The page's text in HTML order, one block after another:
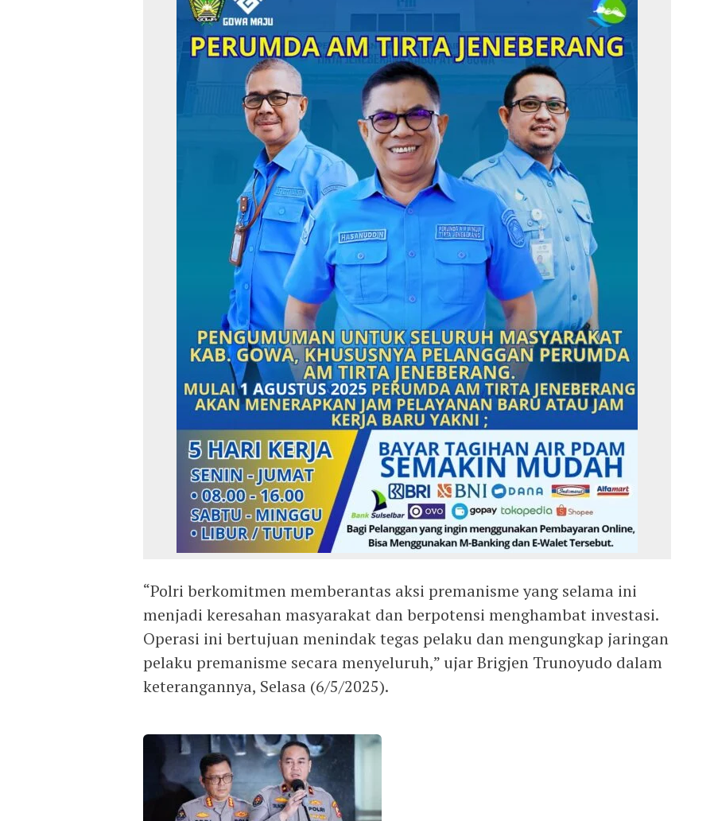
“Polri berkomitmen memberantas aksi premanisme yang selama ini
menjadi keresahan masyarakat dan berpotensi menghambat investasi.
Operasi ini bertujuan menindak tegas pelaku dan mengungkap jaringan
pelaku premanisme secara menyeluruh,” ujar Brigjen Trunoyudo dalam
keterangannya, Selasa (6/5/2025).